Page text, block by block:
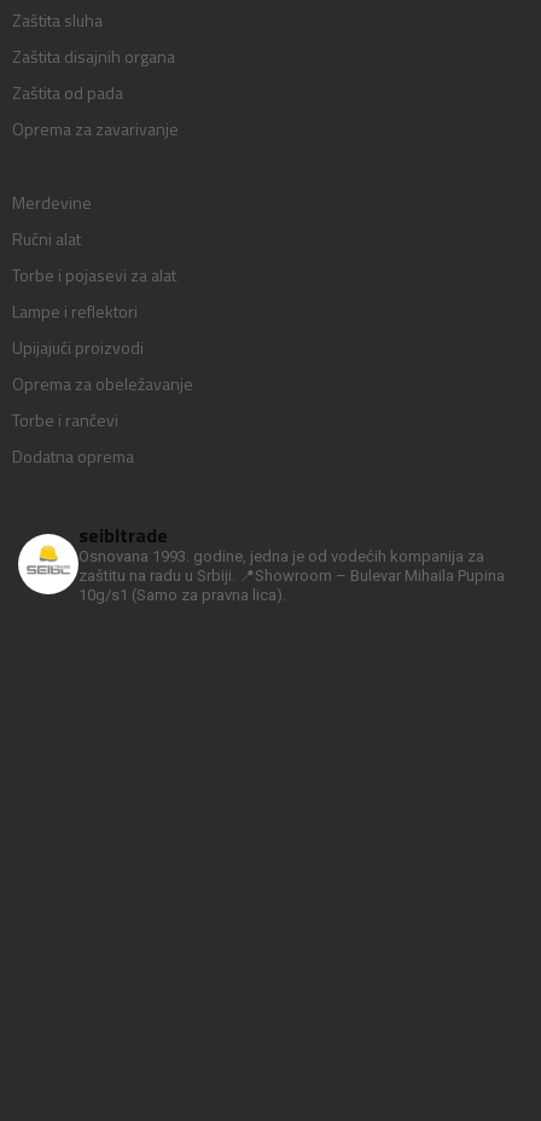
Zaštita sluha
Zaštita disajnih organa
Zaštita od pada
Oprema za zavarivanje
Merdevine
Ručni alat
Torbe i pojasevi za alat
Lampe i reflektori
Upijajući proizvodi
Oprema za obeležavanje
Torbe i rančevi
Dodatna oprema
seibltrade
Osnovana 1993. godine, jedna je od vodećih kompanija za
zaštitu na radu u Srbiji.
📍Showroom – Bulevar Mihaila Pupina
10g/s1 (Samo za pravna lica).